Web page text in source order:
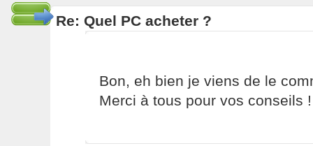
Re: Quel PC acheter ?
Bon, eh bien je viens de le
Merci à tous pour vos conseils